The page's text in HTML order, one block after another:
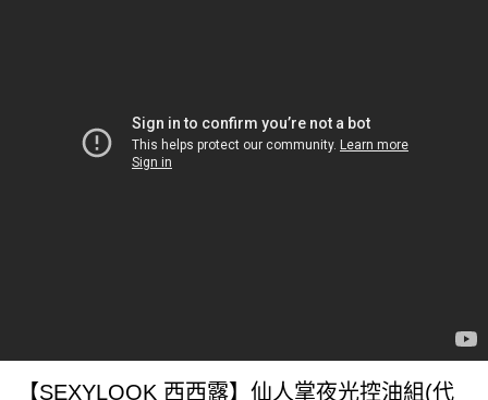
【SEXYLOOK 西西露】仙人掌夜光控油組(代